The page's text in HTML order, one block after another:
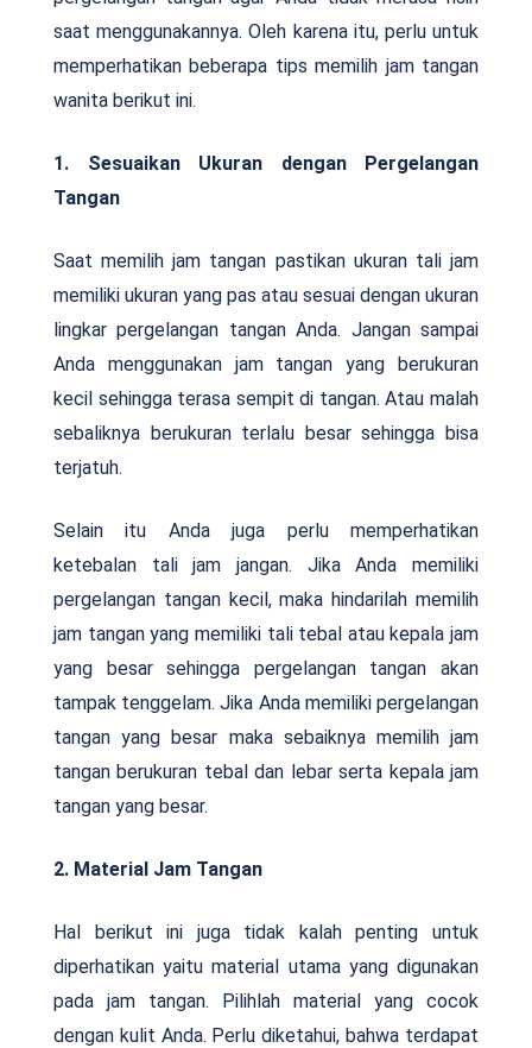
saat menggunakannya. Oleh karena itu, perlu untuk
memperhatikan beberapa tips memilih jam tangan
wanita berikut ini.
1. Sesuaikan Ukuran dengan Pergelangan
Tangan
Saat memilih jam tangan pastikan ukuran tali jam
memiliki ukuran yang pas atau sesuai dengan ukuran
lingkar pergelangan tangan Anda. Jangan sampai
Anda menggunakan jam tangan yang berukuran
kecil sehingga terasa sempit di tangan. Atau malah
sebaliknya berukuran terlalu besar sehingga bisa
terjatuh.
Selain itu Anda juga perlu memperhatikan
ketebalan tali jam jangan. Jika Anda memiliki
pergelangan tangan kecil, maka hindarilah memilih
jam tangan yang memiliki tali tebal atau kepala jam
yang besar sehingga pergelangan tangan akan
tampak tenggelam. Jika Anda memiliki pergelangan
tangan yang besar maka sebaiknya memilih jam
tangan berukuran tebal dan lebar serta kepala jam
tangan yang besar.
2. Material Jam Tangan
Hal berikut ini juga tidak kalah penting untuk
diperhatikan yaitu material utama yang digunakan
pada jam tangan. Pilihlah material yang cocok
dengan kulit Anda. Perlu diketahui, bahwa terdapat